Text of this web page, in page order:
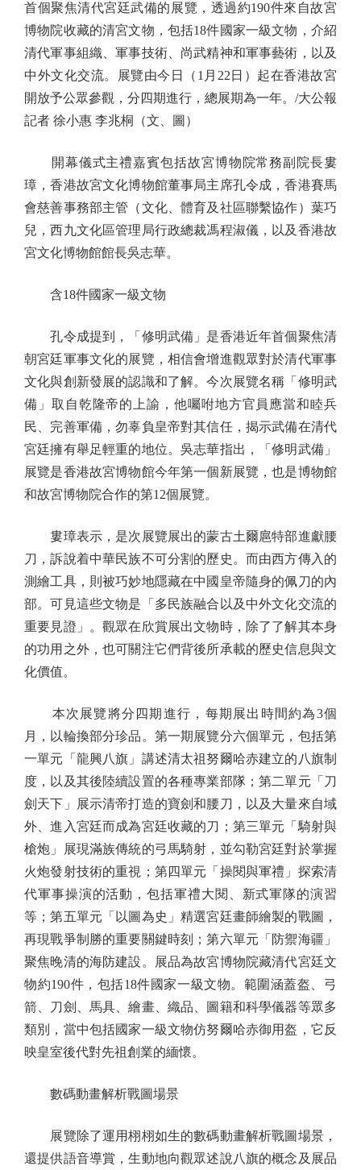
首個聚焦清代宮廷武備的展覽，透過約190件來自故宮
博物院收藏的清宮文物，包括18件國家一級文物，介紹
清代軍事組織、軍事技術、尚武精神和軍事藝術，以及
中外文化交流。展覽由今日（1月22日）起在香港故宮
開放予公眾參觀，分四期進行，總展期為一年。/大公報
記者 徐小惠 李兆桐（文、圖）
開幕儀式主禮嘉賓包括故宮博物院常務副院長婁
璋，香港故宮文化博物館董事局主席孔令成，香港賽馬
會慈善事務部主管（文化、體育及社區聯繫協作）葉巧
兒，西九文化區管理局行政總裁馮程淑儀，以及香港故
宮文化博物館館長吳志華。
含18件國家一級文物
孔令成提到，「修明武備」是香港近年首個聚焦清
朝宮廷軍事文化的展覽，相信會增進觀眾對於清代軍事
文化與創新發展的認識和了解。今次展覽名稱「修明武
備」取自乾隆帝的上諭，他囑咐地方官員應當和睦兵
民、完善軍備，勿辜負皇帝對其信任，揭示武備在清代
宮廷擁有舉足輕重的地位。吳志華指出，「修明武備」
展覽是香港故宮博物館今年第一個新展覽，也是博物館
和故宮博物院合作的第12個展覽。
婁璋表示，是次展覽展出的蒙古土爾扈特部進獻腰
刀，訴說着中華民族不可分割的歷史。而由西方傳入的
測繪工具，則被巧妙地隱藏在中國皇帝隨身的佩刀的內
部。可見這些文物是「多民族融合以及中外文化交流的
重要見證」。觀眾在欣賞展出文物時，除了了解其本身
的功用之外，也可關注它們背後所承載的歷史信息與文
化價值。
本次展覽將分四期進行，每期展出時間約為3個
月，以輪換部分珍品。第一期展覽分六個單元，包括第
一單元「龍興八旗」講述清太祖努爾哈赤建立的八旗制
度，以及其後陸續設置的各種專業部隊；第二單元「刀
劍天下」展示清帝打造的寶劍和腰刀，以及大量來自域
外、進入宮廷而成為宮廷收藏的刀；第三單元「騎射與
槍炮」展現滿族傳統的弓馬騎射，並勾勒宮廷對於掌握
火炮發射技術的重視；第四單元「操閱與軍禮」探索清
代軍事操演的活動，包括軍禮大閱、新式軍隊的演習
等；第五單元「以圖為史」精選宮廷畫師繪製的戰圖，
再現戰爭制勝的重要關鍵時刻；第六單元「防禦海疆」
聚焦晚清的海防建設。展品為故宮博物院藏清代宮廷文
物約190件，包括18件國家一級文物。範圍涵蓋盔、弓
箭、刀劍、馬具、繪畫、織品、圖籍和科學儀器等眾多
類別，當中包括國家一級文物仿努爾哈赤御用盔，它反
映皇室後代對先祖創業的緬懷。
數碼動畫解析戰圖場景
展覽除了運用栩栩如生的數碼動畫解析戰圖場景，
還提供語音導賞，生動地向觀眾述說八旗的概念及展品